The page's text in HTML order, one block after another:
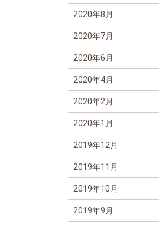
2020年8月
2020年7月
2020年6月
2020年4月
2020年2月
2020年1月
2019年12月
2019年11月
2019年10月
2019年9月